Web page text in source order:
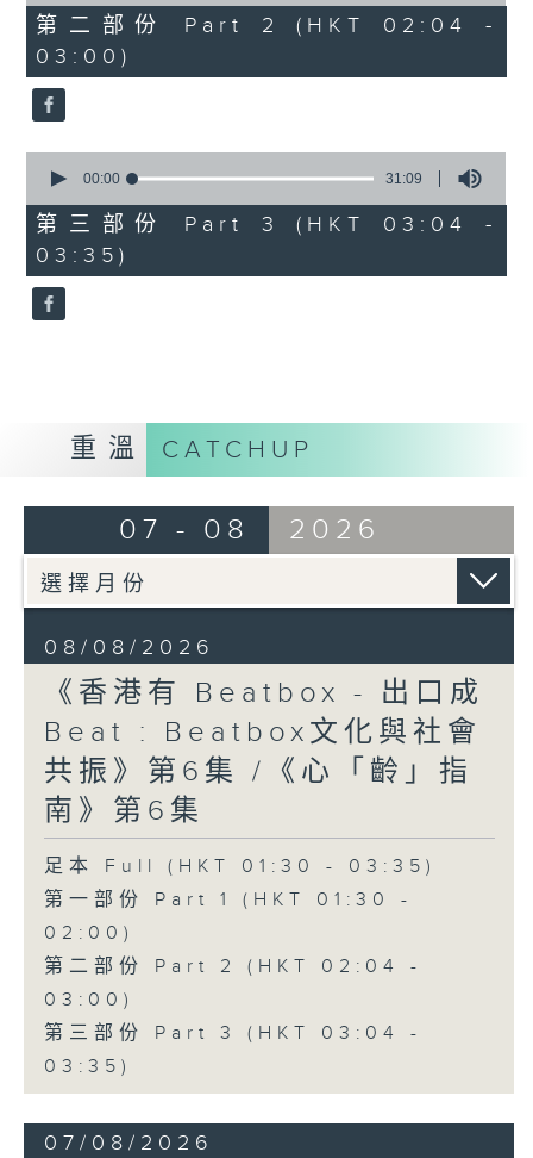
56
minutes,
19
seconds
第二部份 Part 2 (HKT 02:04 -
03:00)
seconds
31
minutes,
9
seconds
00:00 31:09
第三部份 Part 3 (HKT 03:04 -
03:35)
重溫 CATCHUP
07 - 08 2026
08/08/2026
《香港有 Beatbox - 出口成
Beat : Beatbox文化與社會
共振》第6集 /《心「齡」指
南》第6集
足本 Full (HKT 01:30 - 03:35)
第一部份 Part 1 (HKT 01:30 -
02:00)
第二部份 Part 2 (HKT 02:04 -
03:00)
第三部份 Part 3 (HKT 03:04 -
03:35)
07/08/2026